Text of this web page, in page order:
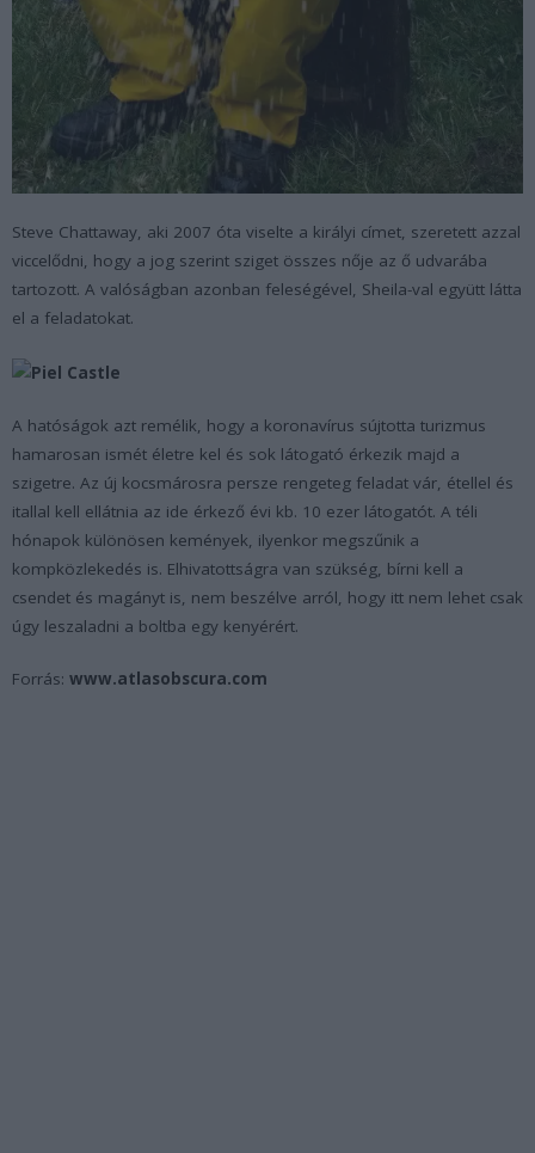
Steve Chattaway, aki 2007 óta viselte a királyi címet, szeretett azzal
viccelődni, hogy a jog szerint sziget összes nője az ő udvarába
tartozott. A valóságban azonban feleségével, Sheila-val együtt látta
el a feladatokat.
A hatóságok azt remélik, hogy a koronavírus sújtotta turizmus
hamarosan ismét életre kel és sok látogató érkezik majd a
szigetre. Az új kocsmárosra persze rengeteg feladat vár, étellel és
itallal kell ellátnia az ide érkező évi kb. 10 ezer látogatót. A téli
hónapok különösen kemények, ilyenkor megszűnik a
kompközlekedés is. Elhivatottságra van szükség, bírni kell a
csendet és magányt is, nem beszélve arról, hogy itt nem lehet csak
úgy leszaladni a boltba egy kenyérért.
Forrás: www.atlasobscura.com